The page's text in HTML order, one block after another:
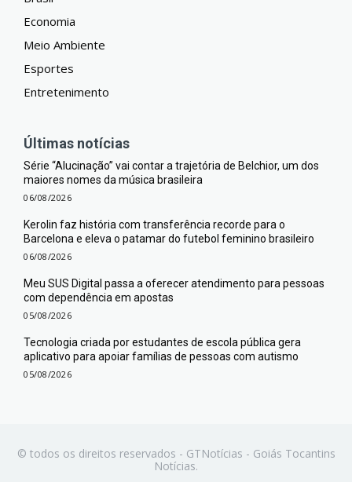
Economia
Meio Ambiente
Esportes
Entretenimento
Últimas notícias
Série “Alucinação” vai contar a trajetória de Belchior, um dos
maiores nomes da música brasileira
06/08/2026
Kerolin faz história com transferência recorde para o
Barcelona e eleva o patamar do futebol feminino brasileiro
06/08/2026
Meu SUS Digital passa a oferecer atendimento para pessoas
com dependência em apostas
05/08/2026
Tecnologia criada por estudantes de escola pública gera
aplicativo para apoiar famílias de pessoas com autismo
05/08/2026
© todos os direitos reservados - GTNotícias - Goiás Tocantins
Notícias.